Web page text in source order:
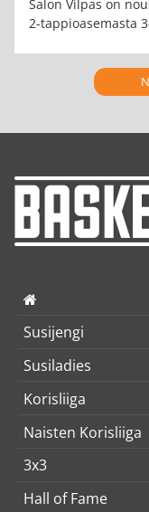
Salon Vilpas on
2-tappioasemasta
Susijengi
Susiladies
Korisliiga
Naisten Korisliiga
3x3
Hall of Fame